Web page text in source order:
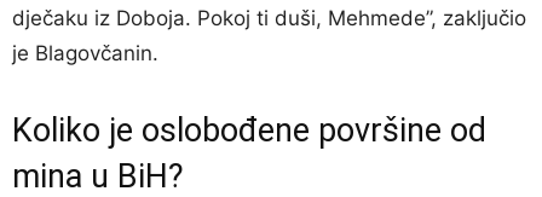
dječaku iz Doboja. Pokoj ti duši, Mehmede”, zaključio
je Blagovčanin.
Koliko je oslobođene površine od
mina u BiH?